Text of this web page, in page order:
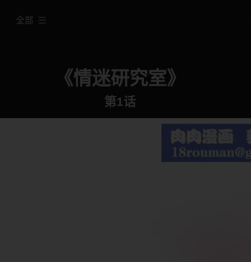
全部
《情迷研究室》
第1话